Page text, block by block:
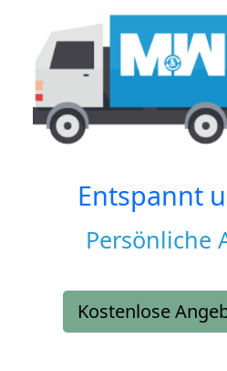
Entspannt
Persönliche
Kostenlose